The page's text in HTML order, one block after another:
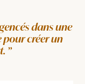
dans une
créer un